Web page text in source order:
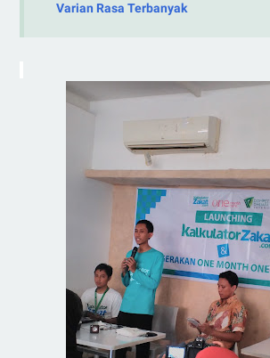
Varian Rasa Terbanyak